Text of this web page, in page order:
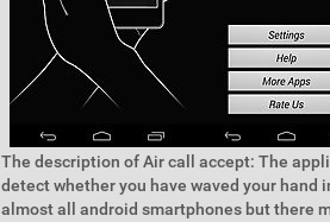
The description of Air call accept: The
detect whether you have waved your hand
almost all android smartphones but there